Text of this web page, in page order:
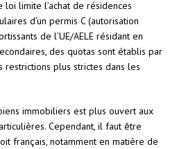
loi limite l’achat de résidences
d’un permis C (autorisation
de l’UE/AELE résidant en
des quotas sont établis par
restrictions plus strictes dans les
biens immobiliers est plus ouvert aux
Cependant, il faut être
français, notamment en matière de